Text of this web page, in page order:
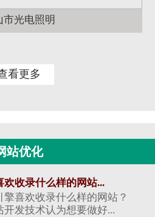
市光电照明
看更多
站优化
欢收录什么样的网站...
擎喜欢收录什么样的网站？
开发技术认为想要做好...